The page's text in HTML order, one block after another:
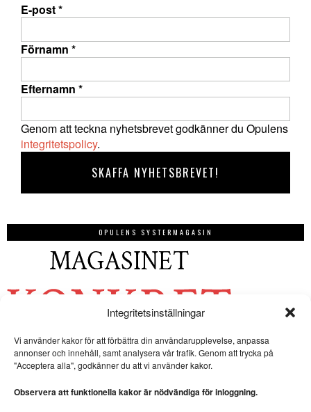
Integritetsinställningar
Vi använder kakor för att förbättra din användarupplevelse, anpassa
annonser och innehåll, samt analysera vår trafik. Genom att trycka på
"Acceptera alla", godkänner du att vi använder kakor.
Observera att funktionella kakor är nödvändiga för inloggning.
E-post*
Förnamn *
Efternamn *
Genom att teckna nyhetsbrevet godkänner du Opulens
integritetspolicy.
OPULENS SYSTERMAGASIN